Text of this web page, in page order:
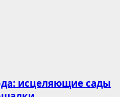
исцеляющие сады